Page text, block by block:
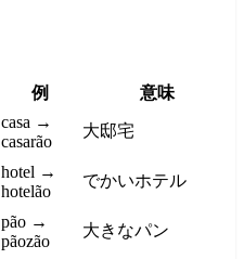
例
意味
casa →
casarão
大邸宅
hotel →
hotelão
でかいホテル
pão →
pãozão
大きなパン